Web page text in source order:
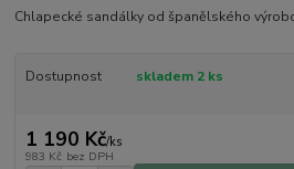
Chlapecké sandálky od španělského
Dostupnost skladem 2 ks
1 190 Kč/ks
983 Kč bez DPH